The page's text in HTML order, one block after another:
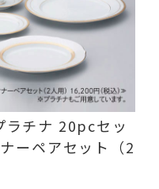
ラチナ 20pcセッ
ーペアセット（2